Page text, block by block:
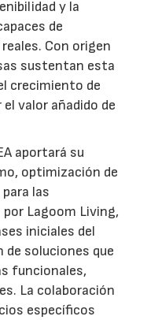
y la
de
Con origen
sustentan esta
crecimiento de
valor añadido de
aportará su
optimización de
las
Lagoom Living,
iniciales del
de soluciones que
funcionales,
La colaboración
específicos